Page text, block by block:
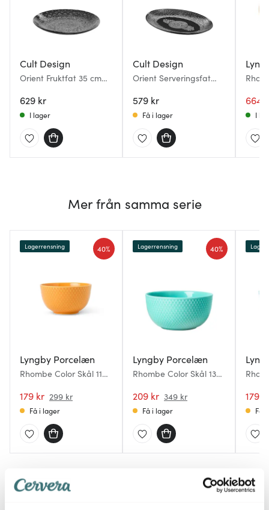
Cult Design
Orient Fruktfat 35 cm
629 kr
I lager
Cult Design
Orient Serveringsfat
579 kr
Få i lager
cm
664
I
Mer från samma serie
Lyngby Porcelæn
Rhombe Color Skål 11
179 kr 299 kr
40%
Lagerrensning
Få i lager
Lyngby Porcelæn
Rhombe Color Skål 13
209 kr 349 kr
40%
Lagerrensning
Få i lager
179
Få